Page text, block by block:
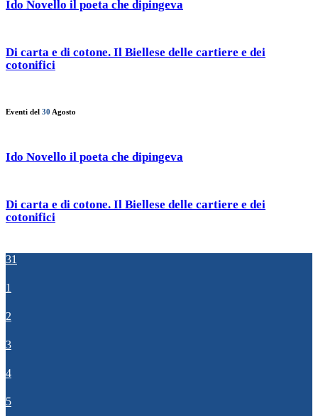
Ido Novello il poeta che dipingeva
Di carta e di cotone. Il Biellese delle cartiere e dei
cotonifici
Eventi del 30 Agosto
Ido Novello il poeta che dipingeva
Di carta e di cotone. Il Biellese delle cartiere e dei
cotonifici
31
1
2
3
4
5